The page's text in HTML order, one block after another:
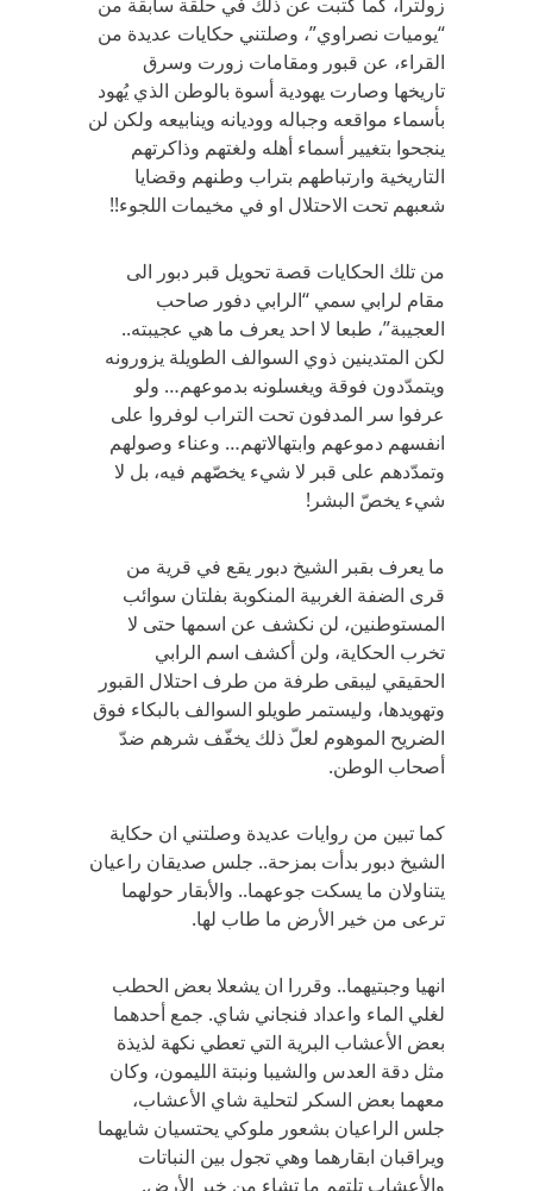
“يوميات نصراوي”، وصلتني حكايات عديدة من
القراء، عن قبور ومقامات زورت وسرق
تاريخها وصارت يهودية أسوة بالوطن الذي يُهود
بأسماء مواقعه وجباله ووديانه وينابيعه ولكن لن
ينجحوا بتغيير أسماء أهله ولغتهم وذاكرتهم
التاريخية وارتباطهم بتراب وطنهم وقضايا
شعبهم تحت الاحتلال او في مخيمات اللجوء!!
من تلك الحكايات قصة تحويل قبر دبور الى
مقام لرابي سمي “الرابي دفور صاحب
العجيبة”، طبعا لا احد يعرف ما هي عجيبته..
لكن المتدينين ذوي السوالف الطويلة يزورونه
ويتمدّدون فوقة ويغسلونه بدموعهم… ولو
عرفوا سر المدفون تحت التراب لوفروا على
انفسهم دموعهم وابتهالاتهم… وعناء وصولهم
وتمدّدهم على قبر لا شيء يخصّهم فيه، بل لا
شيء يخصّ البشر!
ما يعرف بقبر الشيخ دبور يقع في قرية من
قرى الضفة الغربية المنكوبة بفلتان سوائب
المستوطنين، لن نكشف عن اسمها حتى لا
تخرب الحكاية، ولن أكشف اسم الرابي
الحقيقي ليبقى طرفة من طرف احتلال القبور
وتهويدها، وليستمر طويلو السوالف بالبكاء فوق
الضريح الموهوم لعلّ ذلك يخفّف شرهم ضدّ
أصحاب الوطن.
كما تبين من روايات عديدة وصلتني ان حكاية
الشيخ دبور بدأت بمزحة.. جلس صديقان راعيان
يتناولان ما يسكت جوعهما.. والأبقار حولهما
ترعى من خير الأرض ما طاب لها.
انهيا وجبتيهما.. وقررا ان يشعلا بعض الحطب
لغلي الماء واعداد فنجاني شاي. جمع أحدهما
بعض الأعشاب البرية التي تعطي نكهة لذيذة
مثل دقة العدس والشيبا ونبتة الليمون، وكان
معهما بعض السكر لتحلية شاي الأعشاب،
جلس الراعيان بشعور ملوكي يحتسيان شايهما
ويراقبان ابقارهما وهي تجول بين النباتات
والأعشاب تلتهم ما تشاء من خير الأرض.